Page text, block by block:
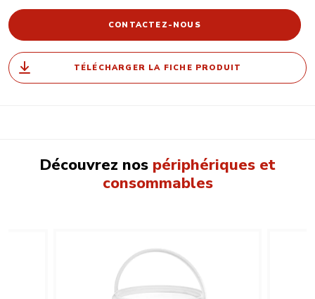
CONTACTEZ-NOUS
TÉLÉCHARGER LA FICHE PRODUIT
Découvrez nos périphériques et
consommables